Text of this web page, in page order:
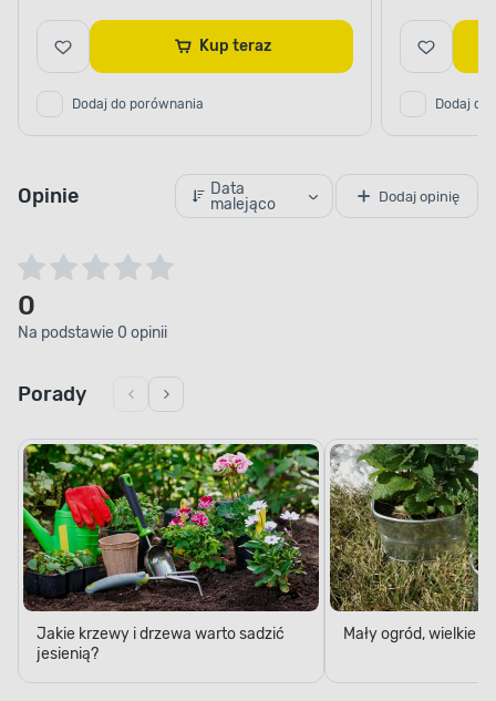
Kup teraz
Dodaj do porównania Dodaj do
Opinie
Data
malejąco
Dodaj opinię
0
Na podstawie 0 opinii
Porady
Jakie krzewy i drzewa warto sadzić
jesienią?
Mały ogród, wielkie